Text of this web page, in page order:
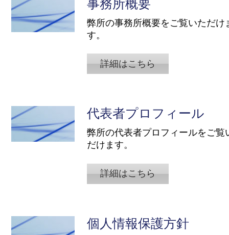
事務所概要
弊所の事務所概要をご覧いただけ
す。
詳細はこちら
代表者プロフィール
弊所の代表者プロフィールをご覧
だけます。
詳細はこちら
個人情報保護方針